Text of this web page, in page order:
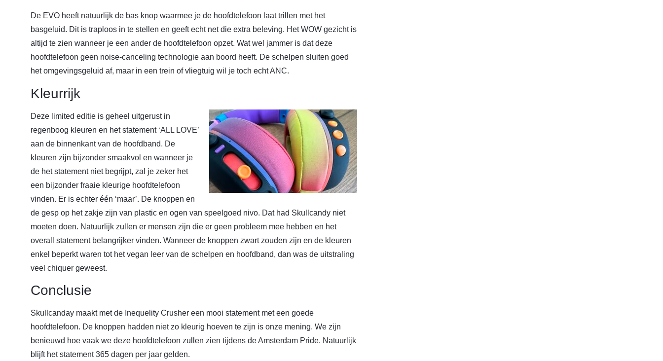
De EVO heeft natuurlijk de bas knop waarmee je de hoofdtelefoon laat trillen met het
basgeluid. Dit is traploos in te stellen en geeft echt net die extra beleving. Het WOW gezicht is
altijd te zien wanneer je een ander de hoofdtelefoon opzet. Wat wel jammer is dat deze
hoofdtelefoon geen noise-canceling technologie aan boord heeft. De schelpen sluiten goed
het omgevingsgeluid af, maar in een trein of vliegtuig wil je toch echt ANC.
Kleurrijk
Deze limited editie is geheel uitgerust in
regenboog kleuren en het statement ‘ALL LOVE’
aan de binnenkant van de hoofdband. De
kleuren zijn bijzonder smaakvol en wanneer je
de het statement niet begrijpt, zal je zeker het
een bijzonder fraaie kleurige hoofdtelefoon
vinden. Er is echter één ‘maar’. De knoppen en
de gesp op het zakje zijn van plastic en ogen van speelgoed nivo. Dat had Skullcandy niet
moeten doen. Natuurlijk zullen er mensen zijn die er geen probleem mee hebben en het
overall statement belangrijker vinden. Wanneer de knoppen zwart zouden zijn en de kleuren
enkel beperkt waren tot het vegan leer van de schelpen en hoofdband, dan was de uitstraling
veel chiquer geweest.
Conclusie
Skullcanday maakt met de Inequelity Crusher een mooi statement met een goede
hoofdtelefoon. De knoppen hadden niet zo kleurig hoeven te zijn is onze mening. We zijn
benieuwd hoe vaak we deze hoofdtelefoon zullen zien tijdens de Amsterdam Pride. Natuurlijk
blijft het statement 365 dagen per jaar gelden.